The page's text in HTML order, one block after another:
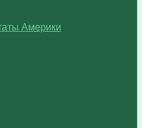
Америки